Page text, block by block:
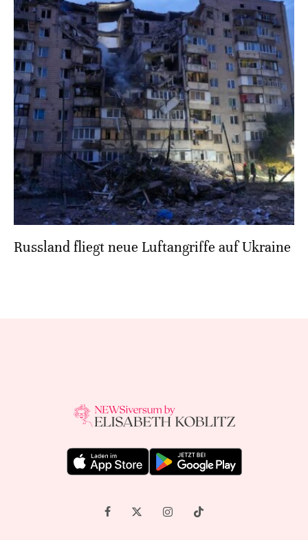
Russland fliegt neue Luftangriffe auf Ukraine